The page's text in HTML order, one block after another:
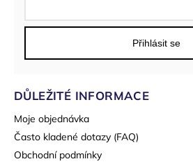
Přihlásit se
DŮLEŽITÉ INFORMACE
Moje objednávka
Často kladené dotazy (FAQ)
Obchodní podmínky